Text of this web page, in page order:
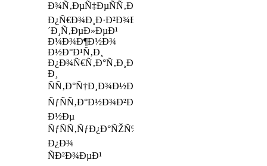
Ð¾Ñ‚ÐµÑ‡ÐµÑÑ‚Ð²ÐµÐ½Ð½Ñ‹Ñ…
Ð¿Ñ€Ð¾Ð¸Ð·Ð²Ð¾Ð
´Ð¸Ñ‚ÐµÐ»ÐµÐ¹
Ð¼Ð¾Ð¶Ð½Ð¾
Ð½Ð°Ð¹Ñ‚Ð¸
Ð¿Ð¾Ñ€Ñ‚Ð°Ñ‚Ð¸Ð²Ð½Ñ‹Ðµ
Ð¸
ÑÑ‚Ð°Ñ†Ð¸Ð¾Ð½Ð°Ñ€Ð½Ñ‹Ðµ
ÑƒÑÑ‚Ð°Ð½Ð¾Ð²ÐºÐ¸,
Ð½Ðµ
ÑƒÑÑ‚ÑƒÐ¿Ð°ÑŽÑ‰Ð¸Ðµ
Ð¿Ð¾
ÑÐ²Ð¾ÐµÐ¹